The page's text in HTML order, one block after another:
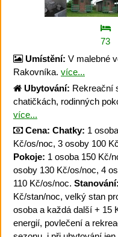
73
Umístění: V malebné
Rakovníka. více...
Ubytování: Rekreační
chatičkách, rodinných
více...
Cena: Chatky: 1
Kč/os/noc, 3 osoby 100
Pokoje: 1 osoba 150 Kč/
osoby 130 Kč/os/noc, 4
110 Kč/os/noc. Stanování:
Kč/stan/noc, velký stan
osoba a každá další + 15
energií, povlečení a